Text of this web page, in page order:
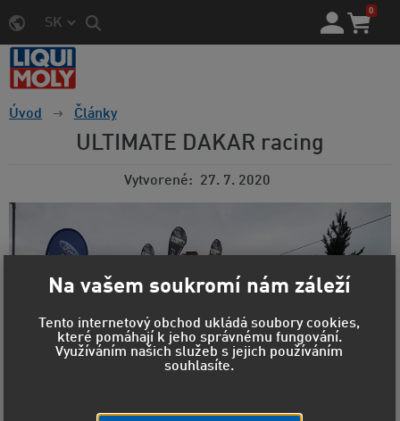
SK
0
Úvod Články
ULTIMATE DAKAR racing
Vytvorené 27. 7. 2020
Na vašem soukromí nám záleží
Tento internetový obchod ukládá soubory cookies,
které pomáhají k jeho správnému fungování.
Využíváním našich služeb s jejich používáním
souhlasíte.